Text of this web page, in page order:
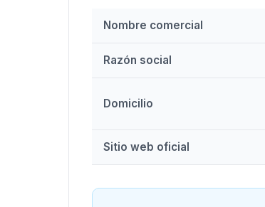
Nombre comercial
Razón social
Domicilio
Sitio web oficial